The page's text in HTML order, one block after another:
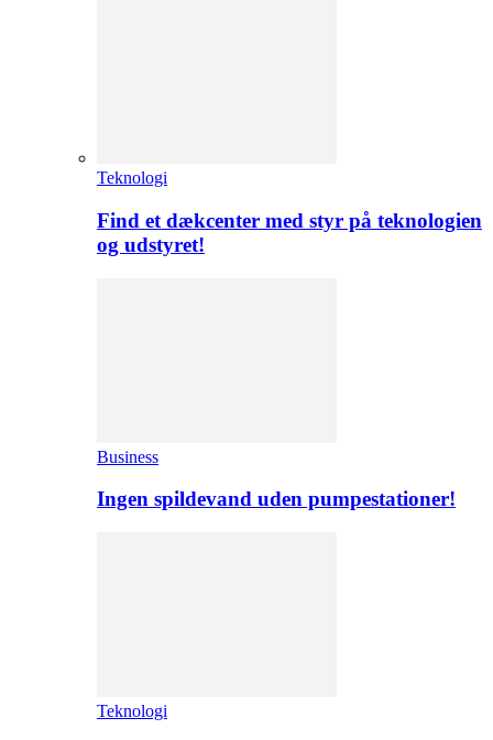
Teknologi
Find et dækcenter med styr på teknologien
og udstyret!
Business
Ingen spildevand uden pumpestationer!
Teknologi